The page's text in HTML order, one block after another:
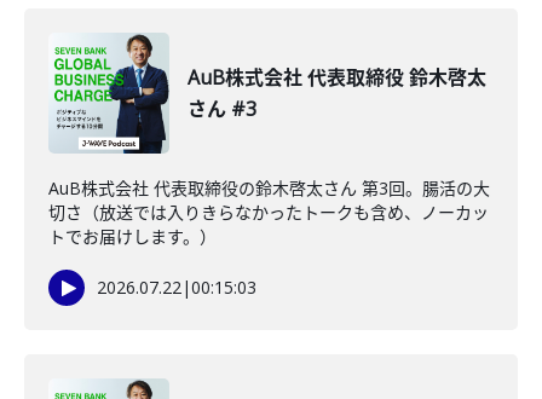
AuB株式会社 代表取締役 鈴木啓太
さん #3
AuB株式会社 代表取締役の鈴木啓太さん 第3回。腸活の大
切さ（放送では入りきらなかったトークも含め、ノーカッ
トでお届けします。）
2026.07.22|00:15:03